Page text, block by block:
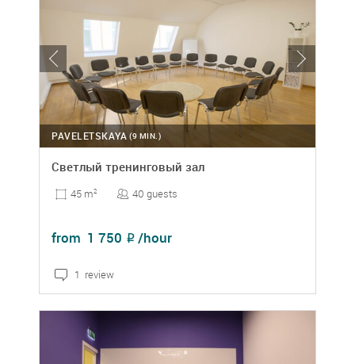
(9 MIN.)
PAVELETSKAYA
Светлый тренинговый зал
45 m2 40 guests
from 1 750 ₽ /hour
1 review